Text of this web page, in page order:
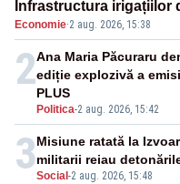
Infrastructura irigațiilor
Economie·2 aug. 2026, 15:38
2
Politica-2 aug. 2026, 15:42
Ana Maria Păcuraru
ediție explozivă a
PLUS
3Social -2 aug. 2026, 15:48
Misiune ratată la
militarii reiau